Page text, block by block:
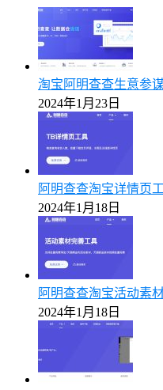
淘宝阿明查查生意参
2024年1月23日
阿明查查淘宝详情页
2024年1月18日
阿明查查淘宝活动素
2024年1月18日